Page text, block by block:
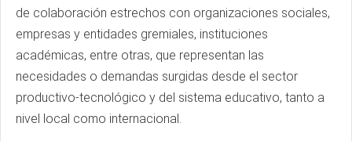
de colaboración estrechos con organizaciones sociales,
empresas y entidades gremiales, instituciones
académicas, entre otras, que representan las
necesidades o demandas surgidas desde el sector
productivo-tecnológico y del sistema educativo, tanto a
nivel local como internacional.